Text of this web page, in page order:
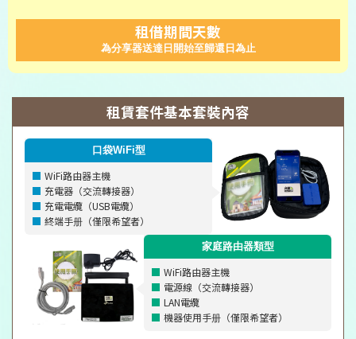
租借期間天數
為分享器送達日開始至歸還日為止
租賃套件基本套裝內容
口袋WiFi型
WiFi路由器主機
充電器（交流轉接器）
充電電纜（USB電纜）
終端手册（僅限希望者）
家庭路由器類型
WiFi路由器主機
電源線（交流轉接器）
LAN電纜
機器使用手册（僅限希望者）